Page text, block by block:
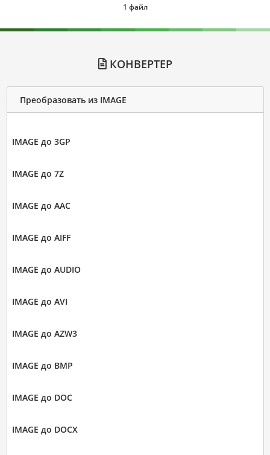
1 файл
КОНВЕРТЕР
Преобразовать из IMAGE
IMAGE до 3GP
IMAGE до 7Z
IMAGE до AAC
IMAGE до AIFF
IMAGE до AUDIO
IMAGE до AVI
IMAGE до AZW3
IMAGE до BMP
IMAGE до DOC
IMAGE до DOCX